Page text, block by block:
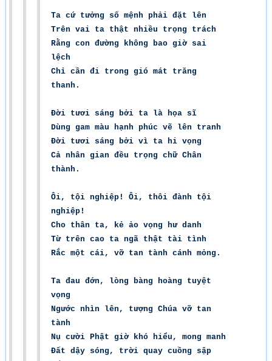
Ta cứ tưởng số mệnh phải đặt lên
Trên vai ta thật nhiều trọng trách
Rằng con đường không bao giờ sai
lệch
Chỉ cần đi trong gió mát trăng
thanh.
Đời tươi sáng bởi ta là họa sĩ
Dùng gam màu hạnh phúc vẽ lên tranh
Đời tươi sáng bởi vì ta hi vọng
Cả nhân gian đều trọng chữ Chân
thành.
Ôi, tội nghiệp! Ôi, thôi đành tội
nghiệp!
Cho thân ta, kẻ ảo vọng hư danh
Từ trên cao ta ngã thật tài tình
Rắc một cái, vỡ tan tành cánh mỏng.
Ta đau đớn, lòng bàng hoàng tuyệt
vọng
Ngước nhìn lên, tượng Chúa vỡ tan
tành
Nụ cười Phật giờ khó hiểu, mong manh
Đất dậy sóng, trời quay cuồng sập